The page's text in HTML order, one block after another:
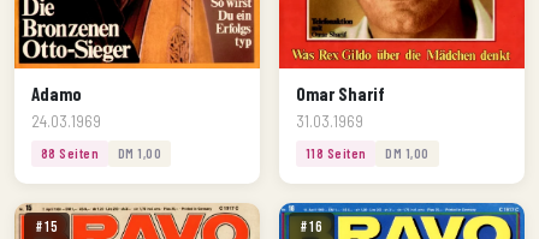
Adamo
24.03.1969
88 Seiten DM 1,00
Omar Sharif
31.03.1969
118 Seiten DM 1,00
#15 #16